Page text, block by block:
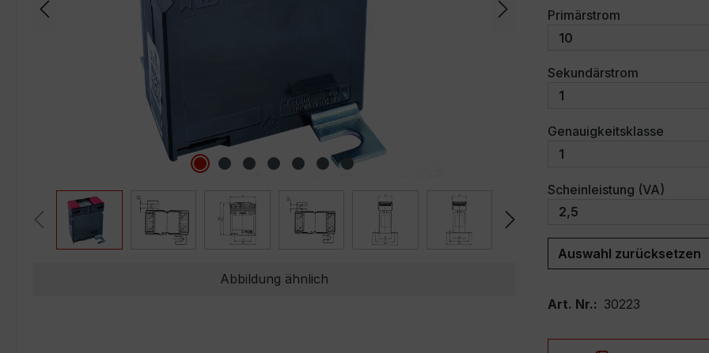
Abbildung ähnlich
Primärstrom
Sekundärstrom
Genauigkeitsklasse
Scheinleistung (VA)
Auswahl zurücksetzen
Art. Nr.: 30223